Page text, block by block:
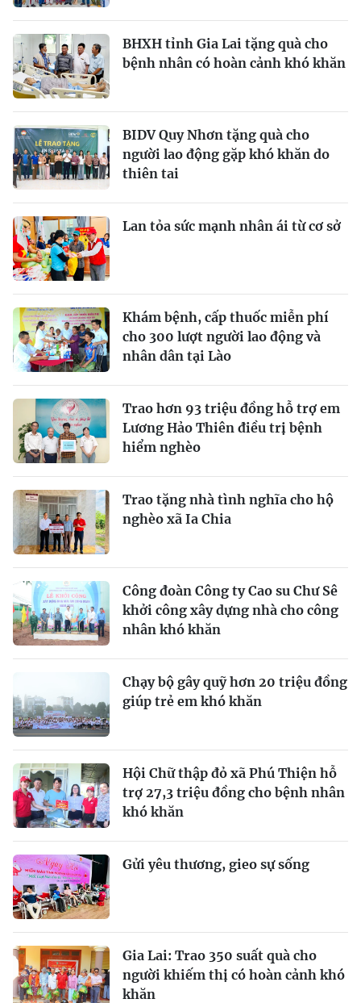
BHXH tỉnh Gia Lai tặng quà cho
bệnh nhân có hoàn cảnh khó khăn
BIDV Quy Nhơn tặng quà cho
người lao động gặp khó khăn do
thiên tai
Lan tỏa sức mạnh nhân ái từ cơ sở
Khám bệnh, cấp thuốc miễn phí
cho 300 lượt người lao động và
nhân dân tại Lào
Trao hơn 93 triệu đồng hỗ trợ em
Lương Hảo Thiên điều trị bệnh
hiểm nghèo
Trao tặng nhà tình nghĩa cho hộ
nghèo xã Ia Chia
Công đoàn Công ty Cao su Chư Sê
khởi công xây dựng nhà cho công
nhân khó khăn
Chạy bộ gây quỹ hơn 20 triệu đồng
giúp trẻ em khó khăn
Hội Chữ thập đỏ xã Phú Thiện hỗ
trợ 27,3 triệu đồng cho bệnh nhân
khó khăn
Gửi yêu thương, gieo sự sống
Gia Lai: Trao 350 suất quà cho
người khiếm thị có hoàn cảnh khó
khăn